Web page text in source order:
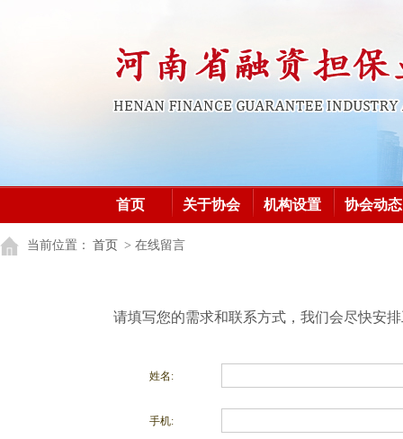
首页 关于协会 机构设置 协会动态
加入协会 党建之窗
当前位置： 首页 > 在线留言
请填写您的需求和联系方式，我们会尽快安
姓名:
手机: